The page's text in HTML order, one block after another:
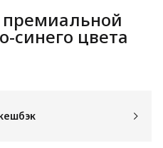
синего цвета